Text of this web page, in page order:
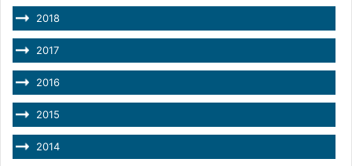
2018
2017
2016
2015
2014